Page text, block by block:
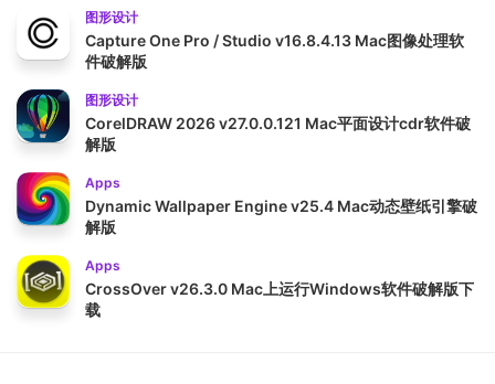
图形设计
Capture One Pro / Studio v16.8.4.13 Mac图像处理软
件破解版
图形设计
CorelDRAW 2026 v27.0.0.121 Mac平面设计cdr软件破
解版
Apps
Dynamic Wallpaper Engine v25.4 Mac动态壁纸引擎破
解版
Apps
CrossOver v26.3.0 Mac上运行Windows软件破解版下
载